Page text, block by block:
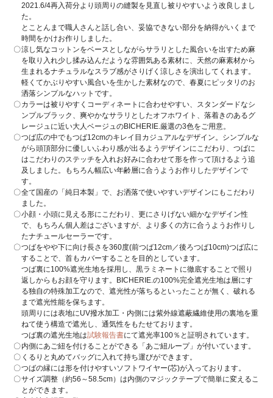
2021.6/4再入荷分より頭周りの縫製を見直し被りやすいよう改良しまし
た。
とことんまで職人さんと話し合い、妥協できない部分を納得がいくまで
時間をかけお作りしました。
涼し気なコットンをベースとしながらサラリとした風合いを出すため麻
を取り入れ少し揉み込んだような雰囲気ある素材に、天然の麻素材から
生まれるナチュラルなスラブ感がさりげく涼しさを演出してくれます。
軽くてかぶりやすい風合いを生かした素材なので、春夏にピッタリのお
洒落シンプルなハットです。
カラーは被りやすくコーディネートに合わせやすい、スタンダードなシ
ンプルブラック、爽やかなサラリとしたオフホワイト、落着きのあるグ
レージュに近い大人ベージュのBICHERIE.厳選の3色をご用意。
つば広の中でもつば12cmのキレイ目カジュアルなデザイン。シンプルな
がら頭頂部分に優しいふわり感が出るようデザインにこだわり、つばに
はこだわりのステッチを入れお好みに合わせて形を作って頂けるよう追
及しました。もちろん幅広い年齢層に合うようお作りしたデザインで
す。
全て国産の「純日本製」で、お洒落で使いやすいデザインにもこだわり
ました。
小顔・小頭に見える形にこだわり、更にさりげない細かなデザイン性
で、もちろん個人差はございますが、より多くの方に合うようお作りし
たナチュールセーラーです。
つばをやや下に向け長さを360度(前つば12cm／後ろつば10cm)つば広に
することで、首もカバーすることを目的としています。
つば裏に100%遮光生地を採用し、黒ラミネートに徹底することで照り
返しからもお顔を守ります。BICHERIE.の100%完全遮光生地は層にす
る独自の特殊加工なので、遮光性が落ちるといったことが無く、破れる
まで遮光性能を保ちます。
頭周りには表地にUV撥水加工・内側には紫外線遮蔽繊維使用の裏地を重
ねて使う構造で遮光し、通気性をもたせております。
つば裏の遮光生地は試験報告書にて遮光率100％と証明されています。
内側にあご紐を付けることができる「あご紐ループ」が付いています。
くるりと丸めてバッグに入れて持ち運びができます。
つばの縁には形を付けやすいソフトワイヤー(芯)が入っております。
サイズ調整（約56～58.5cm）は内側のマジックテープで簡単に変えるこ
とができます。